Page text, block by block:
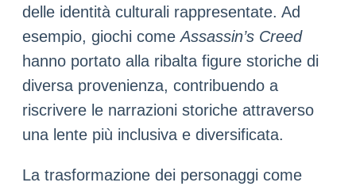
delle identità culturali rappresentate. Ad
esempio, giochi comeAssassin’s Creed
hanno portato alla ribalta figure storiche di
diversa provenienza, contribuendo a
riscrivere le narrazioni storiche attraverso
una lente più inclusiva e diversificata.
La trasformazione dei personaggi come